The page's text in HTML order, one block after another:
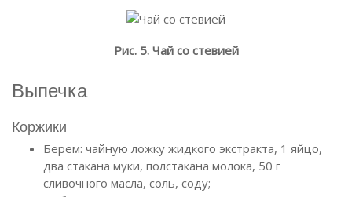
Рис. 5. Чай со стевией
Выпечка
Коржики
Берем: чайную ложку жидкого экстракта, 1 яйцо,
два стакана муки, полстакана молока, 50 г
сливочного масла, соль, соду;